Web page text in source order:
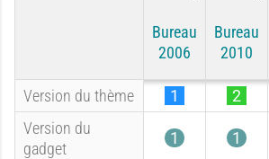
Bureau
2006
Bureau
2010
Version du thème 1 2
Version du
gadget
1 1